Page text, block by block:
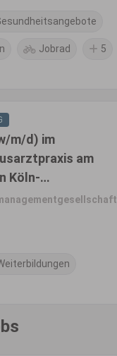
Jobrad 5
m/d) im
am
Köln-